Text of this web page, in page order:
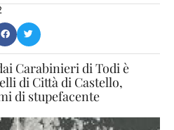
Carabinieri di Todi è
di Città di Castello,
di stupefacente